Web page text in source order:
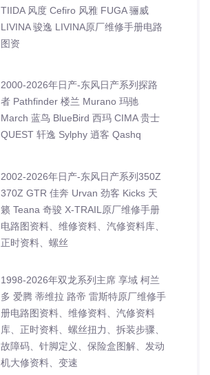
TIIDA 风度 Cefiro 风雅 FUGA 骊威
LIVINA 骏逸 LIVINA原厂维修手册电路
图资
2000-2026年日产-东风日产系列探路
者 Pathfinder 楼兰 Murano 玛驰
March 蓝鸟 BlueBird 西玛 CIMA 贵士
QUEST 轩逸 Sylphy 逍客 Qashq
2002-2026年日产-东风日产系列350Z
370Z GTR 佳奔 Urvan 劲客 Kicks 天
籁 Teana 奇骏 X-TRAIL原厂维修手册
电路图资料、维修资料、汽修资料库、
正时资料、螺丝
1998-2026年双龙系列主席 享域 柯兰
多 爱腾 蒂维拉 路帝 雷斯特原厂维修手
册电路图资料、维修资料、汽修资料
库、正时资料、螺丝扭力、拆装步骤、
故障码、针脚定义、保险盒图解、发动
机大修资料、变速